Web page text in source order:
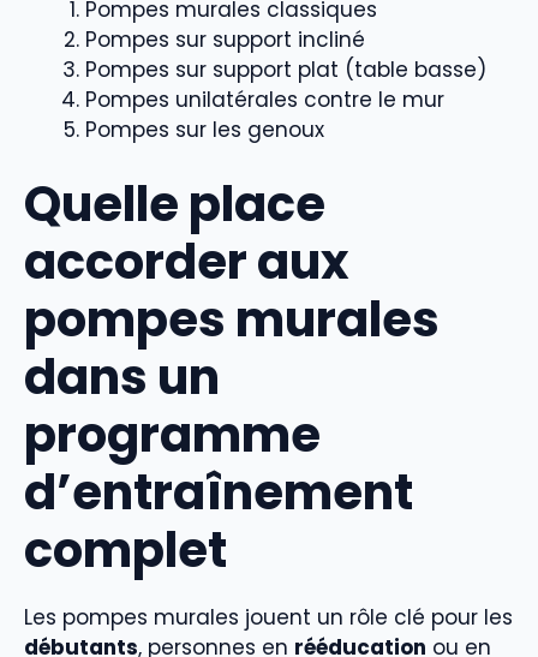
Pompes murales classiques
Pompes sur support incliné
Pompes sur support plat (table basse)
Pompes unilatérales contre le mur
Pompes sur les genoux
Quelle place
accorder aux
pompes murales
dans un
programme
d’entraînement
complet
Les pompes murales jouent un rôle clé pour les
débutants, personnes en rééducation ou en